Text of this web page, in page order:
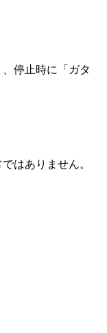
停止時に「ガタ
はありません。